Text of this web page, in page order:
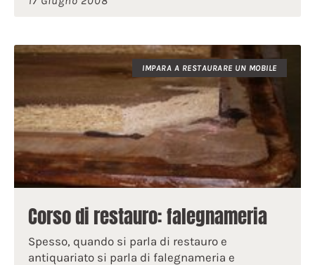
IMPARA A RESTAURARE UN MOBILE
Corso di restauro: falegnameria
Spesso, quando si parla di restauro e
antiquariato si parla di falegnameria e